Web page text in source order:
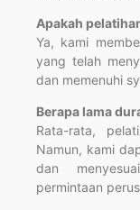
Apakah
Ya, kami
yang telah
dan memenuhi
Berapa lama
Rata-rata,
Namun, kami
dan
permintaan